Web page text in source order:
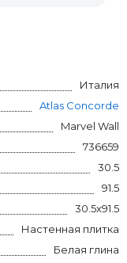
Италия
Atlas Concorde
Marvel Wall
736659
30.5
91.5
30.5x91.5
Настенная плитка
Белая глина